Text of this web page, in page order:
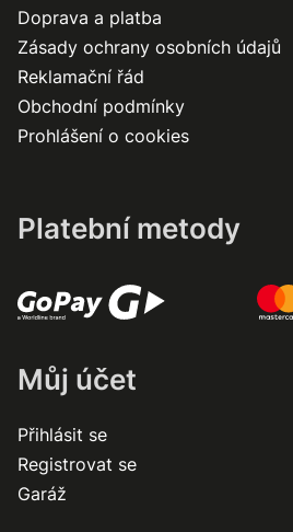
Doprava a platba
Zásady ochrany osobních údajů
Reklamační řád
Obchodní podmínky
Prohlášení o cookies
Platební metody
Můj účet
Přihlásit se
Registrovat se
Garáž